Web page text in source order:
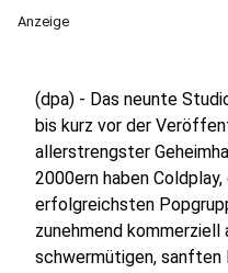
Anzeige
(dpa) - Das neunte
bis kurz vor der
allerstrengster
2000ern haben
erfolgreichsten
zunehmend
schwermütigen, sanften